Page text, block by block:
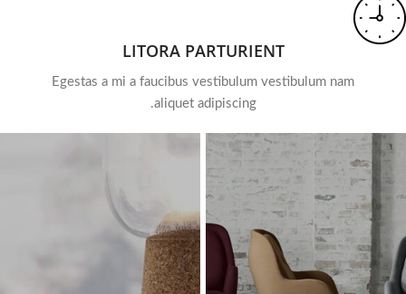
LITORA PARTURIENT
Egestas a mi a faucibus vestibulum vestibulum nam
aliquet adipiscing.